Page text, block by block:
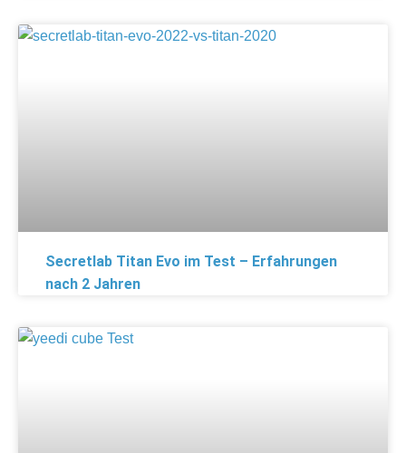
Secretlab Titan Evo im Test – Erfahrungen
nach 2 Jahren